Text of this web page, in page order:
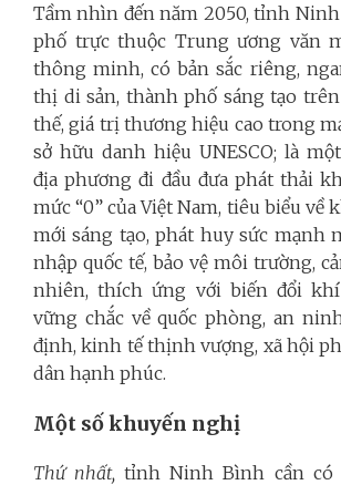
Tầm nhìn đến năm 2050, tỉnh
phố trực thuộc Trung ương văn
thông minh, có bản sắc riêng,
thị di sản, thành phố sáng tạo
thế, giá trị thương hiệu cao trong
sở hữu danh hiệu UNESCO; là
địa phương đi đầu đưa phát thải
mức “0” của Việt Nam, tiêu biểu về
mới sáng tạo, phát huy sức mạnh
nhập quốc tế, bảo vệ môi trường,
nhiên, thích ứng với biến đổi
vững chắc về quốc phòng, an
định, kinh tế thịnh vượng, xã hội
dân hạnh phúc.
Một số khuyến nghị
Thứ nhất, tỉnh Ninh Bình cần có